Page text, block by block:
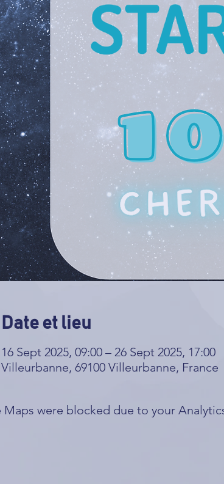
Date et lieu
16 Sept 2025, 09:00 – 26 Sept 2025, 17:00
Villeurbanne, 69100 Villeurbanne, France
Maps were blocked due to your